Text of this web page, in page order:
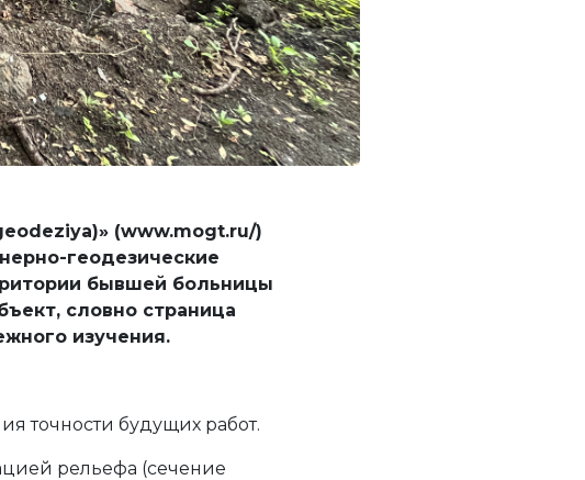
(www.mogt.ru/)
геодезические
бывшей больницы
словно страница
изучения.
точности будущих работ.
рельефа (сечение